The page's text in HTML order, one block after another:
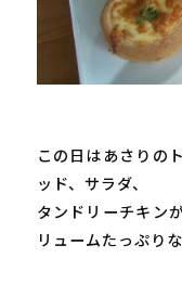
この日はあさりの
ッド、サラダ、
タンドリーチキン
リュームたっぷり